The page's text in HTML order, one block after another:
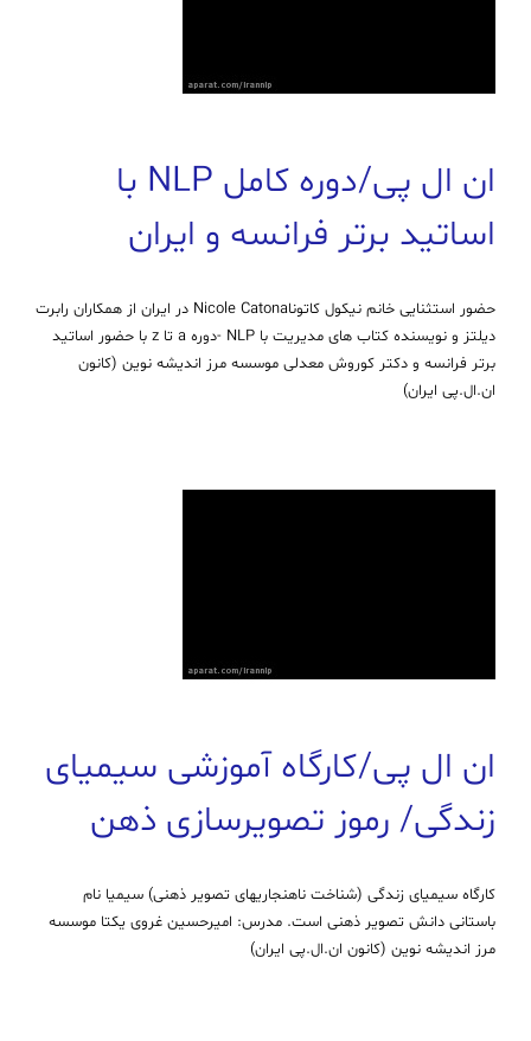
ان ال پی/دوره کامل NLP با
اساتید برتر فرانسه و ایران
حضور استثنایی خانم نیکول کاتوناNicole Catona در ایران از همکاران رابرت
دیلتز و نویسنده کتاب های مدیریت با NLP -دوره a تا z با حضور اساتید
برتر فرانسه و دکتر کوروش معدلی موسسه مرز اندیشه نوین (کانون
ان.ال.پی ایران)
ان ال پی/كارگاه آموزشی سیمیای
زندگی/ رموز تصویرسازی ذهن
كارگاه سیمیای زندگی (شناخت ناهنجاریهای تصویر ذهنی) سیمیا نام
باستانی دانش تصویر ذهنی است. مدرس: امیرحسین غروی یكتا موسسه
مرز اندیشه نوین (كانون ان.ال.پی ایران)